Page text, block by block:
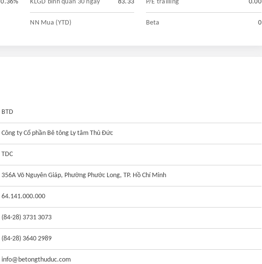
0.36% KLGD bình quân 30 ngày 83.33
NN Mua (YTD)
P/E trailling 0.00
Beta 0
BTD
Công ty Cổ phần Bê tông Ly tâm Thủ Đức
TDC
356A Võ Nguyên Giáp, Phường Phước Long, TP. Hồ Chí Minh
64.141.000.000
(84-28) 3731 3073
(84-28) 3640 2989
info@betongthuduc.com